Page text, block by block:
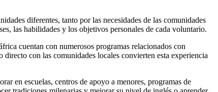
diferentes, tanto por las necesidades de las comunidades
las habilidades y los objetivos personales de cada voluntario.
cuentan con numerosos programas relacionados con
con las comunidades locales convierten esta experiencia
en escuelas, centros de apoyo a menores, programas de